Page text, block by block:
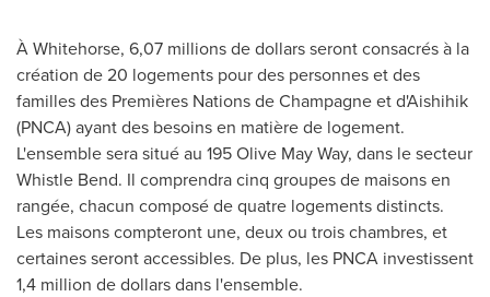
ÀWhitehorse, 6,07 millions de dollars seront consacrés à la
création de 20 logements pour des personnes et des
familles des Premières Nations de Champagne et d'Aishihik
(PNCA) ayant des besoins en matière de logement.
L'ensemble sera situé au 195 Olive May Way, dans le secteur
Whistle Bend. Il comprendra cinq groupes de maisons en
rangée, chacun composé de quatre logements distincts.
Les maisons compteront une, deux ou trois chambres, et
certaines seront accessibles. De plus, les PNCA investissent
1,4 million de dollars dans l'ensemble.